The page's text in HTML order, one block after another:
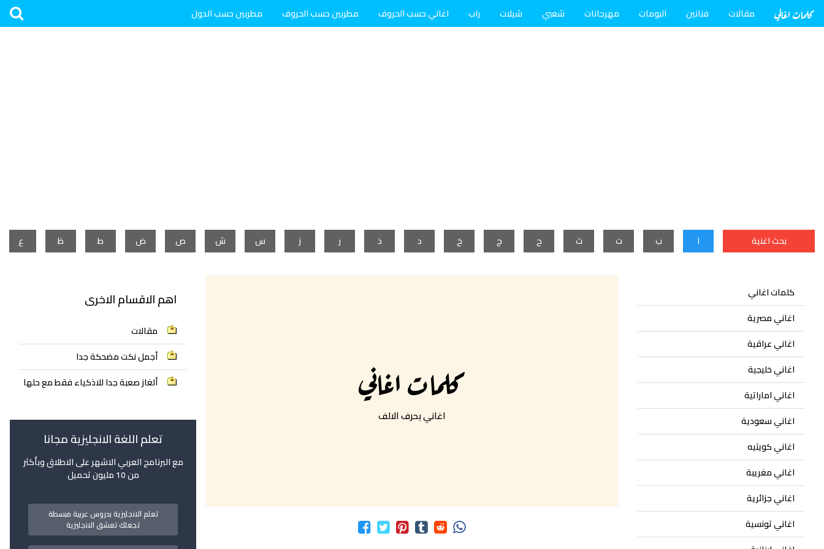
كلمات اغاني مقالات فنانين البومات مهرجانات شعبي شيلات راب اغاني حسب الحروف مطربين حسب الحروف مطربين حسب الدول
بحث اغنية ا ب ت ث ح ج خ د ذ ر ز س ش ص ض ط ظ ع
كلمات اغاني
اغاني مصرية
اغاني عراقية
اغاني خليجية
اغاني اماراتية
اغاني سعودية
اغاني كويتيه
اغاني مغريبة
اغاني جزائرية
اغاني تونسية
كلمات اغاني
اغاني بحرف الالف
اهم الاقسام الاخرى
مقالات
أجمل نكت مضحكة جدا
ألغاز صعبة جدا للاذكياء فقط مع حلها
تعلم اللغة الانجليزية مجانا
مع البرنامج العربي الاشهر على الاطلاق وبأكثر
من 10 مليون تحميل
تعلم الانجليزية بدروس عربية مبسطة
تجعلك تعشق الانجليزية